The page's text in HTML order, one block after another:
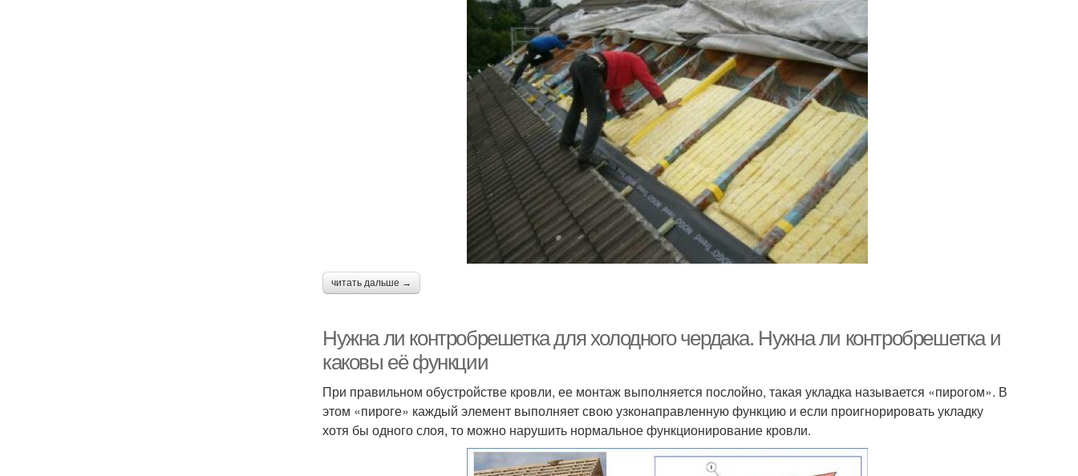
читать дальше →
Нужна ли контробрешетка для холодного чердака. Нужна ли контробрешетка и
каковы её функции
При правильном обустройстве кровли, ее монтаж выполняется послойно, такая укладка называется «пирогом». В
этом «пироге» каждый элемент выполняет свою узконаправленную функцию и если проигнорировать укладку
хотя бы одного слоя, то можно нарушить нормальное функционирование кровли.